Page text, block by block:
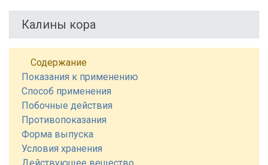
Калины кора
Содержание
Показания к применению
Способ применения
Побочные действия
Противопоказания
Форма выпуска
Условия хранения